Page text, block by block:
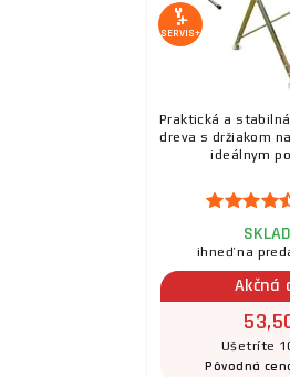
14.
16.
SERVIS+
Praktická a
dreva s držiakom
ideálnym
ihneď na
Akčná
Ušetríte
Pôvodná